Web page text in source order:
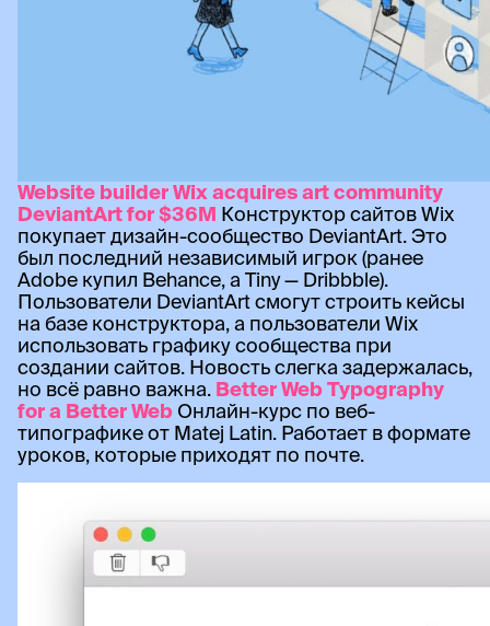
Website builder Wix acquires art community
DeviantArt for $36M Конструктор сайтов Wix
покупает дизайн-сообщество DeviantArt. Это
был последний независимый игрок (ранее
Adobe купил Behance, а Tiny — Dribbble).
Пользователи DeviantArt смогут строить кейсы
на базе конструктора, а пользователи Wix
использовать графику сообщества при
создании сайтов. Новость слегка задержалась,
но всё равно важна. Better Web Typography
for a Better Web Онлайн-курс по веб-
типографике от Matej Latin. Работает в формате
уроков, которые приходят по почте.